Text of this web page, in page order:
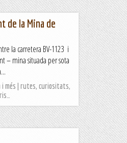
de la Mina de
la carretera BV-1123 i
– mina situada per sota
més | rutes, curiositats,